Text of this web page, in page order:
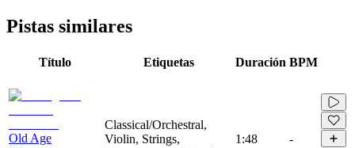
Pistas similares
Título Etiquetas Duración BPM
Old Age
Classical/Orchestral,
Violin, Strings,
1:48 -